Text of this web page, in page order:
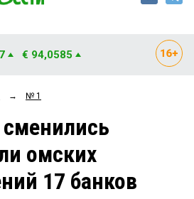
Рейтинги
Блоги
Архив
€ 94,0585
→ № 1
омских
17 банков